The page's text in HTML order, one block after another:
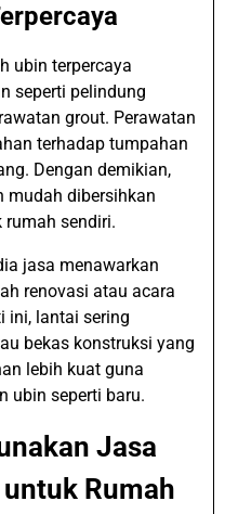
ubin terpercaya
seperti pelindung
grout. Perawatan
terhadap tumpahan
Dengan demikian,
mudah dibersihkan
rumah sendiri.
jasa menawarkan
renovasi atau acara
ini, lantai sering
bekas konstruksi yang
lebih kuat guna
ubin seperti baru.
Jasa
Rumah